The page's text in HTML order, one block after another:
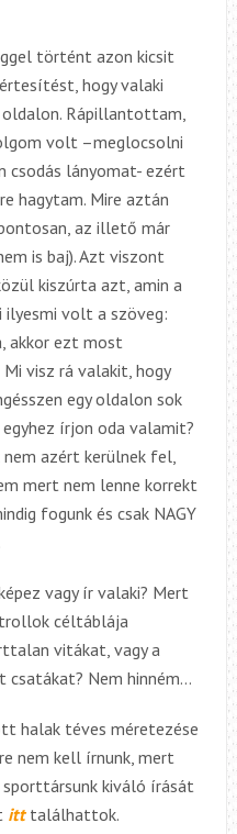
történt azon kicsit
hogy valaki
Rápillantottam,
volt –meglocsolni
csodás lányomat- ezért
hagytam. Mire aztán
az illető már
is baj). Azt viszont
kiszúrta azt, amin a
ilyesmi volt a szöveg:
akkor ezt most
visz rá valakit, hogy
egy oldalon sok
írjon oda valamit?
azért kerülnek fel,
mert nem lenne korrekt
fogunk és csak NAGY
vagy ír valaki? Mert
trollok céltáblája
vitákat, vagy a
csatákat? Nem hinném…
halak téves méretezése
nem kell írnunk, mert
sporttársunk kiváló írását
itttalálhattok.